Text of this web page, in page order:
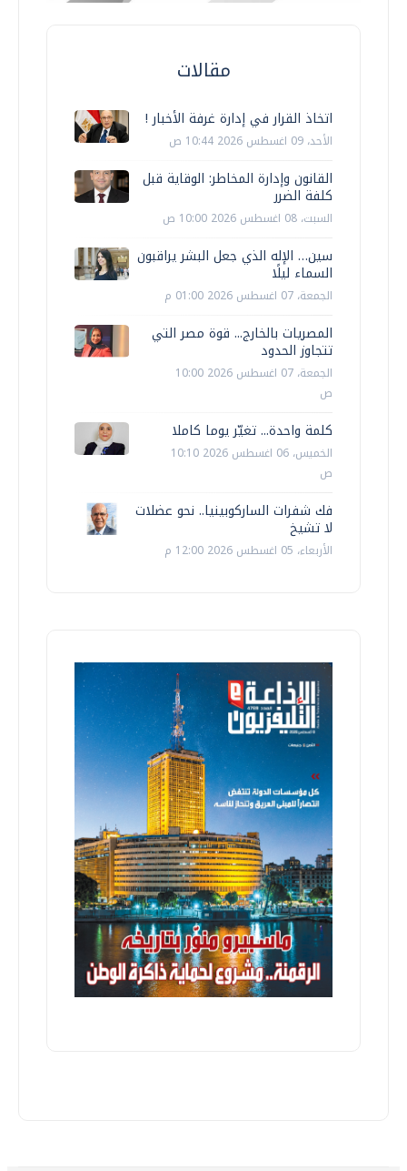
مقالات
اتخاذ القرار في إدارة غرفة الأخبار !
الأحد، 09 اغسطس 2026 10:44 ص
القانون وإدارة المخاطر: الوقاية قبل
كلفة الضرر
السبت، 08 اغسطس 2026 10:00 ص
سين… الإله الذي جعل البشر يراقبون
السماء ليلًا
الجمعة، 07 اغسطس 2026 01:00 م
المصريات بالخارج... قوة مصر التي
تتجاوز الحدود
الجمعة، 07 اغسطس 2026 10:00
ص
كلمة واحدة... تغيّر يوما كاملا
الخميس، 06 اغسطس 2026 10:10
ص
فك شفرات الساركوبينيا.. نحو عضلات
لا تشيخ
الأربعاء، 05 اغسطس 2026 12:00 م